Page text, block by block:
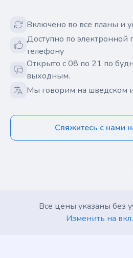
Включено во все планы и
Доступно по электронной
телефону
Открыто с 08 по 21 по
выходным.
Мы говорим на шведском
Свяжитесь с нами
Все цены указаны без
Изменить на